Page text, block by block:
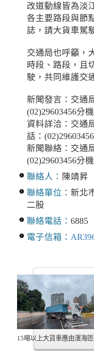
改道動線皆為淡
各主要路段與節
誌，請大貨車駕
交通局也呼籲，
時段、路段，且
駛，共同維護交
新聞發言：交通
(02)29603456分
資料詳洽：交通
話：
新聞聯絡：交通
(02)29603456分
聯絡人： 陳靖昇
聯絡單位： 新北
二股
聯絡電話： 6885
電子信箱：
15噸以上大貨車應由濱海